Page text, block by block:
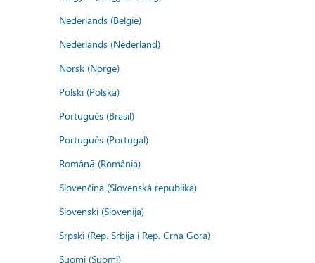
Nederlands (België)
Nederlands (Nederland)
Norsk (Norge)
Polski (Polska)
Português (Brasil)
Português (Portugal)
Română (România)
Slovenčina (Slovenská republika)
Slovenski (Slovenija)
Srpski (Rep. Srbija i Rep. Crna Gora)
Suomi (Suomi)